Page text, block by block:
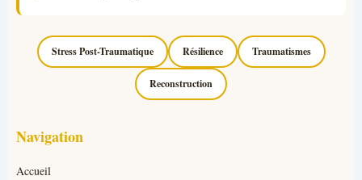
Stress Post-Traumatique Résilience Traumatismes
Reconstruction
Navigation
Accueil